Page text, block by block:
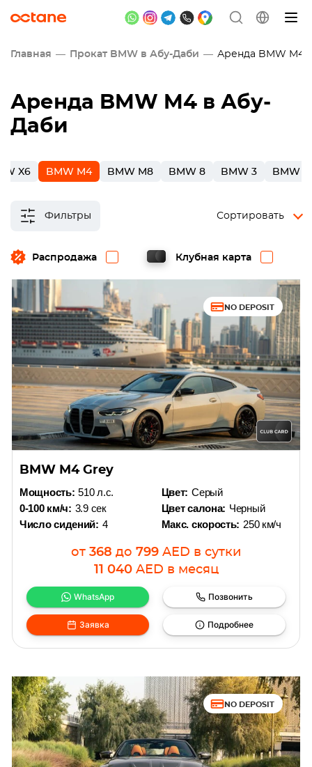
Главная Прокат BMW в Абу-Даби Аренда BMW M4
Аренда BMW M4 в Абу-
Даби
X6 BMW M4 BMW M8 BMW 8 BMW 3 BMW 7
Фильтры
Распродажа Клубная карта
Сортировать
NO DEPOSIT
BMW M4 Grey
Мощность: 510 л.с.
0-100 км/ч: 3.9 сек
Число сидений: 4
Цвет: Серый
Цвет салона: Черный
Макс. скорость: 250 км/ч
от 368 до 799 AED в сутки
11 040 AED в месяц
WhatsApp Позвонить
Заявка Подробнее
NO DEPOSIT